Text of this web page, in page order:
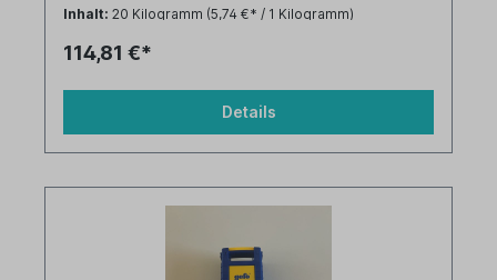
Inhalt: 20 Kilogramm (5,74 €* / 1 Kilogramm)
114,81 €*
Details